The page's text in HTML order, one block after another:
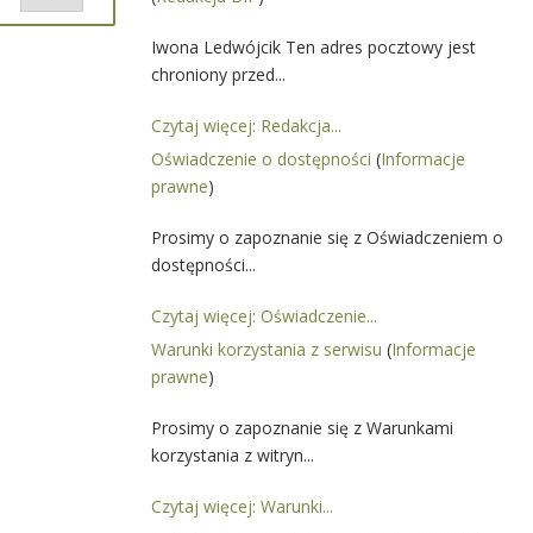
Iwona Ledwójcik Ten adres pocztowy jest
chroniony przed...
Czytaj więcej: Redakcja...
Oświadczenie o dostępności (Informacje
prawne)
Prosimy o zapoznanie się z Oświadczeniem o
dostępności...
Czytaj więcej: Oświadczenie...
Warunki korzystania z serwisu (Informacje
prawne)
Prosimy o zapoznanie się z Warunkami
korzystania z witryn...
Czytaj więcej: Warunki...